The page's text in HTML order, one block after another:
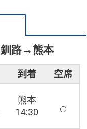
釧路→ 熊本
到着 空席
熊本
14:30